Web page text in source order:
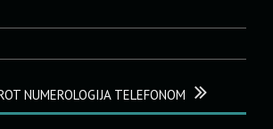
NUMEROLOGIJA TELEFONOM